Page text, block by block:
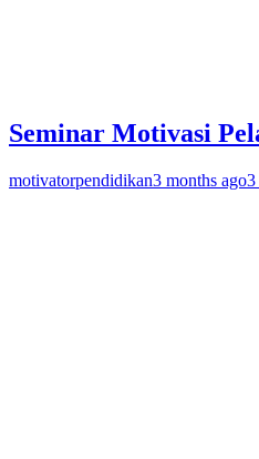
Seminar Motivasi
motivatorpendidikan3 months ago3